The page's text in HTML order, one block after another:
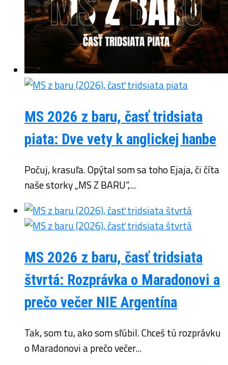
MS 2026 z baru, časť tridsiata
piata: Dve vety k anglickej hanbe
Počuj, krasuľa. Opýtal som sa toho Ejaja, či číta
naše storky „MS Z BARU“,...
MS 2026 z baru, časť tridsiata
štvrtá: Rozprávka o Maradonovi a
prečo večer NIE Argentína
Tak, som tu, ako som sľúbil. Chceš tú rozprávku
o Maradonovi a prečo večer...